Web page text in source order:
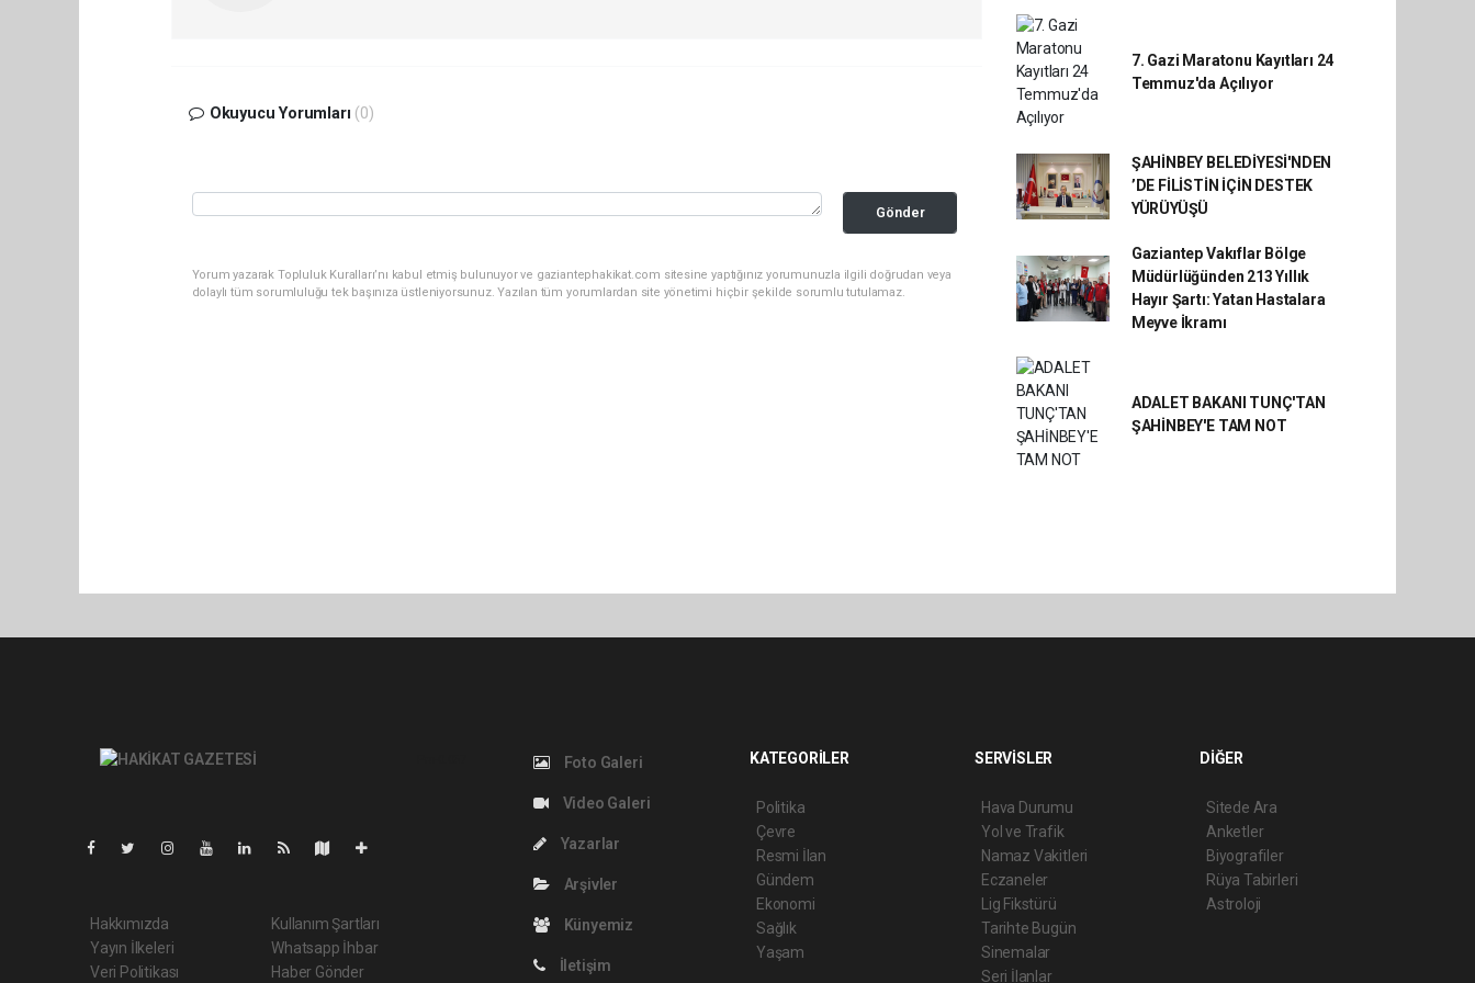
Okuyucu Yorumları (0)
Gönder
Yorum yazarak Topluluk Kuralları’nı kabul etmiş bulunuyor ve gaziantephakikat.com sitesine yaptığınız yorumunuzla ilgili doğrudan veya
dolaylı tüm sorumluluğu tek başınıza üstleniyorsunuz. Yazılan tüm yorumlardan site yönetimi hiçbir şekilde sorumlu tutulamaz.
7. Gazi Maratonu Kayıtları 24
Temmuz'da Açılıyor
ŞAHİNBEY BELEDİYESİ'NDEN
’DE FİLİSTİN İÇİN DESTEK
YÜRÜYÜŞÜ
Gaziantep Vakıflar Bölge
Müdürlüğünden 213 Yıllık
Hayır Şartı: Yatan Hastalara
Meyve İkramı
ADALET BAKANI TUNÇ'TAN
ŞAHİNBEY'E TAM NOT
Hakkımızda
Yayın İlkeleri
Veri Politikası
Kullanım Şartları
Whatsapp İhbar
Haber Gönder
Foto Galeri
Video Galeri
Yazarlar
Arşivler
Künyemiz
İletişim
KATEGORİLER
Politika
Çevre
Resmi İlan
Gündem
Ekonomi
Sağlık
Yaşam
SERVİSLER
Hava Durumu
Yol ve Trafik
Namaz Vakitleri
Eczaneler
Lig Fikstürü
Tarihte Bugün
Sinemalar
Seri İlanlar
DİĞER
Sitede Ara
Anketler
Biyografiler
Rüya Tabirleri
Astroloji